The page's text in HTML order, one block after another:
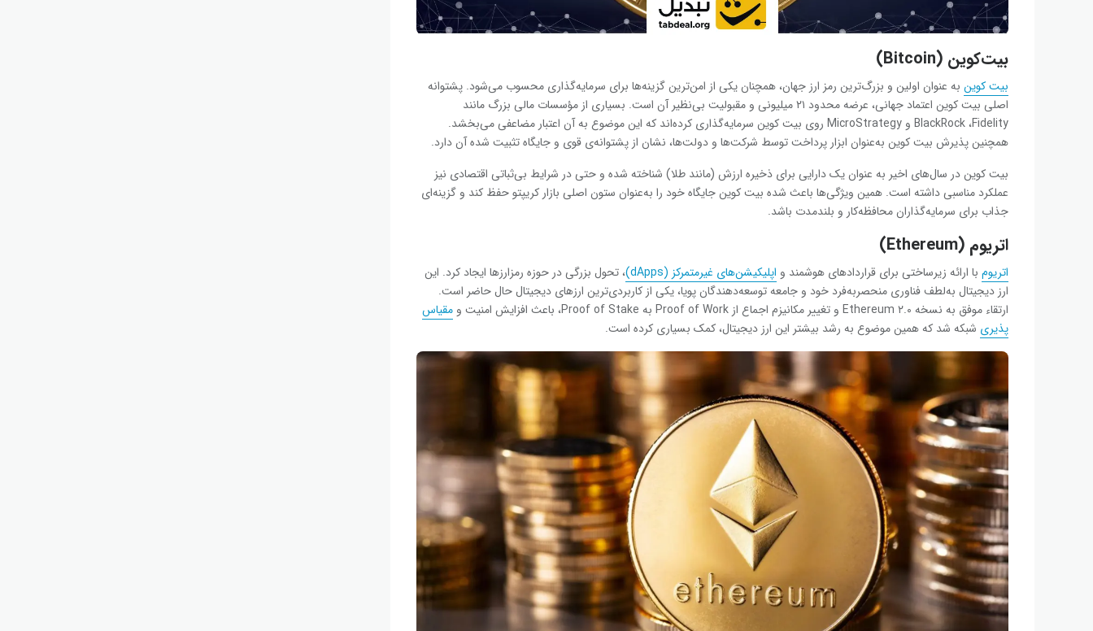
بیت‌کوین (Bitcoin)
بیت ‌کوین به عنوان اولین و بزرگ‌ترین رمز ارز جهان، همچنان یکی از امن‌ترین گزینه‌ها برای سرمایه‌گذاری محسوب می‌شود. پشتوانه
اصلی بیت ‌کوین اعتماد جهانی، عرضه محدود ۲۱ میلیونی و مقبولیت بی‌نظیر آن است. بسیاری از مؤسسات مالی بزرگ مانند
BlackRock ،Fidelity و MicroStrategy روی بیت ‌کوین سرمایه‌گذاری کرده‌اند که این موضوع به آن اعتبار مضاعفی می‌بخشد.
همچنین پذیرش بیت ‌کوین به‌عنوان ابزار پرداخت توسط شرکت‌ها و دولت‌ها، نشان از پشتوانه‌ی قوی و جایگاه تثبیت ‌شده آن دارد.
بیت ‌کوین در سال‌های اخیر به عنوان یک دارایی برای ذخیره ارزش (مانند طلا) شناخته شده و حتی در شرایط بی‌ثباتی اقتصادی نیز
عملکرد مناسبی داشته است. همین ویژگی‌ها باعث شده بیت ‌کوین جایگاه خود را به‌عنوان ستون اصلی بازار کریپتو حفظ کند و گزینه‌ای
جذاب برای سرمایه‌گذاران محافظه‌کار و بلندمدت باشد.
اتریوم (Ethereum)
اتریوم با ارائه زیرساختی برای قراردادهای هوشمند و اپلیکیشن‌های غیرمتمرکز (dApps)
، تحول بزرگی در حوزه رمزارزها ایجاد کرد. این
ارز دیجیتال به‌لطف فناوری منحصربه‌فرد خود و جامعه توسعه‌دهندگان پویا، یکی از کاربردی‌ترین ارزهای دیجیتال حال حاضر است.
ارتقاء موفق به نسخه Ethereum ۲.۰ و تغییر مکانیزم اجماع از Proof of Work به Proof of Stake، باعث افزایش امنیت و
مقیاس‌
پذیری شبکه شد که همین موضوع به رشد بیشتر این ارز دیجیتال، کمک بسیاری کرده است.